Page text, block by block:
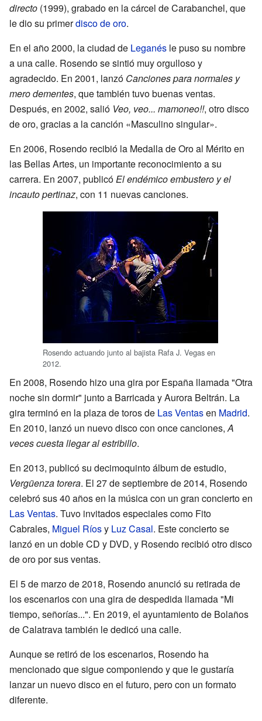
directo (1999), grabado en la cárcel de Carabanchel, que
le dio su primerdisco de oro.
En el año 2000, la ciudad de Leganés le puso su nombre
a una calle. Rosendo se sintió muy orgulloso y
agradecido. En 2001, lanzó Canciones para normales y
mero dementes, que también tuvo buenas ventas.
Después, en 2002, salió Veo, veo... mamoneo!!, otro disco
de oro, gracias a la canción «Masculino singular».
En 2006, Rosendo recibió la Medalla de Oro al Mérito en
las Bellas Artes, un importante reconocimiento a su
carrera. En 2007, publicó El endémico embustero y el
incauto pertinaz, con 11 nuevas canciones.
Rosendo actuando junto al bajista Rafa J. Vegas en
2012.
En 2008, Rosendo hizo una gira por España llamada "Otra
noche sin dormir" junto a Barricada y Aurora Beltrán. La
gira terminó en la plaza de toros de Las Ventasen Madrid.
En 2010, lanzó un nuevo disco con once canciones, A
veces cuesta llegar al estribillo.
En 2013, publicó su decimoquinto álbum de estudio,
Vergüenza torera. El 27 de septiembre de 2014, Rosendo
celebró sus 40 años en la música con un gran concierto en
Las Ventas. Tuvo invitados especiales como Fito
Cabrales, Miguel Ríosy Luz Casal. Este concierto se
lanzó en un doble CD y DVD, y Rosendo recibió otro disco
de oro por sus ventas.
El 5 de marzo de 2018, Rosendo anunció su retirada de
los escenarios con una gira de despedida llamada "Mi
tiempo, señorías...". En 2019, el ayuntamiento de Bolaños
de Calatrava también le dedicó una calle.
Aunque se retiró de los escenarios, Rosendo ha
mencionado que sigue componiendo y que le gustaría
lanzar un nuevo disco en el futuro, pero con un formato
diferente.